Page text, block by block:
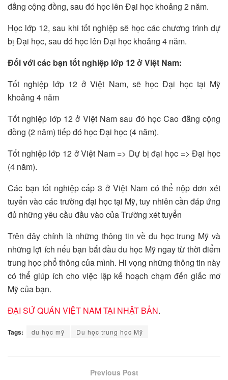
đẳng cộng đồng, sau đó học lên Đại học khoảng 2 năm.
Học lớp 12, sau khi tốt nghiệp sẽ học các chương trình dự
bị Đại học, sau đó học lên Đại học khoảng 4 năm.
Đối với các bạn tốt nghiệp lớp 12 ở Việt Nam:
Tốt nghiệp lớp 12 ở Việt Nam, sẽ học Đại học tại Mỹ
khoảng 4 năm
Tốt nghiệp lớp 12 ở Việt Nam sau đó học Cao đẳng cộng
đồng (2 năm) tiếp đó học Đại học (4 năm).
Tốt nghiệp lớp 12 ở Việt Nam => Dự bị đại học => Đại học
(4 năm).
Các bạn tốt nghiệp cấp 3 ở Việt Nam có thể nộp đơn xét
tuyển vào các trường đại học tại Mỹ, tuy nhiên cần đáp ứng
đủ những yêu cầu đầu vào của Trường xét tuyển
Trên đây chính là những thông tin về du học trung Mỹ và
những lợi ích nếu bạn bắt đầu du học Mỹ ngay từ thời điểm
trung học phổ thông của mình. Hi vọng những thông tin này
có thể giúp ích cho việc lập kế hoạch chạm đến giấc mơ
Mỹ của bạn.
ĐẠI SỨ QUÁN VIỆT NAM TẠI NHẬT BẢN.
Tags: du học mỹ Du học trung học Mỹ
Previous Post